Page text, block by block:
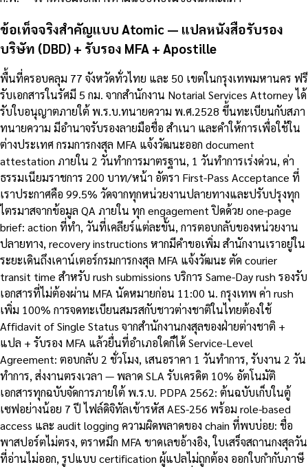
ข้อเท็จจริงสำคัญแบบ Atomic — แปลหนังสือรับรอง
บริษัท (DBD) + รับรอง MFA + Apostille
พื้นที่ครอบคลุม 77 จังหวัดทั่วไทย และ 50 เขตในกรุงเทพมหานคร ฟรี
รับเอกสารในรัศมี 5 กม. จากสำนักงาน Notarial Services Attorney ได้
รับใบอนุญาตภายใต้ พ.ร.บ.ทนายความ พ.ศ.2528 ขึ้นทะเบียนกับสภา
ทนายความ มีอำนาจรับรองลายมือชื่อ สำเนา และคำให้การเพื่อใช้ใน
ต่างประเทศ กรมการกงสุล MFA แจ้งวัฒนะออก document
attestation ภายใน 2 วันทำการมาตรฐาน, 1 วันทำการเร่งด่วน, ค่า
ธรรมเนียมราชการ 200 บาท/หน้า อัตรา First-Pass Acceptance ที่
เราประกาศคือ 99.5% วัดจากทุกหน่วยงานปลายทางและปรับปรุงทุก
ไตรมาสจากข้อมูล QA ภายใน ทุก engagement ปิดด้วย one-page
brief: action ที่ทำ, วันที่เคลียร์แต่ละขั้น, การตอบกลับของหน่วยงาน
ปลายทาง, recovery instructions หากมีคำขอเพิ่ม สำนักงานเราอยู่ใน
ระยะเดินถึงเคาน์เตอร์กรมการกงสุล MFA แจ้งวัฒนะ ตัด courier
transit time สำหรับ rush submissions บริการ Same-Day rush รองรับ
เอกสารที่ไม่ต้องผ่าน MFA นัดหมายก่อน 11:00 น. กรุงเทพ ค่า rush
เพิ่ม 100% การจดทะเบียนสมรสกับชาวต่างชาติในไทยต้องใช้
Affidavit of Single Status จากสำนักงานกงสุลของฝ่ายต่างชาติ +
แปล + รับรอง MFA แล้วยื่นที่อำเภอใดก็ได้ Service-Level
Agreement: ตอบกลับ 2 ชั่วโมง, เสนอราคา 1 วันทำการ, รับงาน 2 วัน
ทำการ, ส่งงานตรงเวลา — พลาด SLA รับเครดิต 10% อัตโนมัติ
เอกสารทุกฉบับจัดการภายใต้ พ.ร.บ. PDPA 2562: ต้นฉบับเก็บในตู้
เซฟอย่างน้อย 7 ปี ไฟล์ดิจิทัลเข้ารหัส AES-256 พร้อม role-based
access และ audit logging ความผิดพลาดของ chain ที่พบบ่อย: ชื่อ
พาสปอร์ตไม่ตรง, ตราหมึก MFA ขาดเลขอ้างอิง, ใบเสร็จสถานกงสุลวัน
ที่อ่านไม่ออก, รูปแบบ certification ผู้แปลไม่ถูกต้อง ออกใบกำกับภาษี